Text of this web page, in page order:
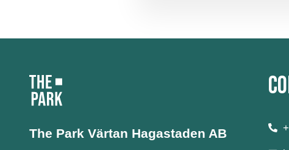
The Park Värtan Hagastaden AB